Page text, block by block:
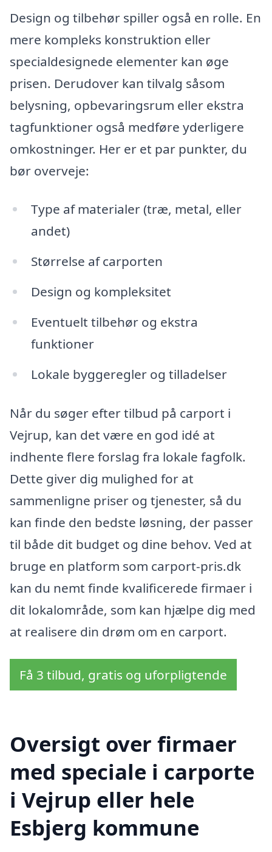
Design og tilbehør spiller også en rolle. En
mere kompleks konstruktion eller
specialdesignede elementer kan øge
prisen. Derudover kan tilvalg såsom
belysning, opbevaringsrum eller ekstra
tagfunktioner også medføre yderligere
omkostninger. Her er et par punkter, du
bør overveje:
Type af materialer (træ, metal, eller
andet)
Størrelse af carporten
Design og kompleksitet
Eventuelt tilbehør og ekstra
funktioner
Lokale byggeregler og tilladelser
Når du søger efter tilbud på carport i
Vejrup, kan det være en god idé at
indhente flere forslag fra lokale fagfolk.
Dette giver dig mulighed for at
sammenligne priser og tjenester, så du
kan finde den bedste løsning, der passer
til både dit budget og dine behov. Ved at
bruge en platform som carport-pris.dk
kan du nemt finde kvalificerede firmaer i
dit lokalområde, som kan hjælpe dig med
at realisere din drøm om en carport.
Få 3 tilbud, gratis og uforpligtende
Oversigt over firmaer
med speciale i carporte
i Vejrup eller hele
Esbjerg kommune